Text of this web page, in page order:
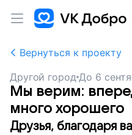
Вернуться к проекту
Другой город До 6
Мы верим:
много хорошего
Друзья, благодаря